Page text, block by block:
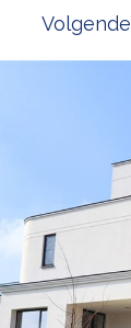
Volgende